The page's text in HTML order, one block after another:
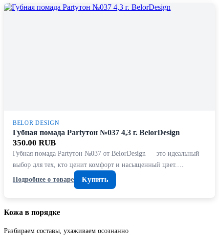
BELOR DESIGN
Губная помада Partyтон №037 4,3 г. BelorDesign
350.00 RUB
Губная помада Partyтон №037 от BelorDesign — это идеальный
выбор для тех, кто ценит комфорт и насыщенный цвет.…
Подробнее о товаре
Купить
Кожа в порядке
Разбираем составы, ухаживаем осознанно